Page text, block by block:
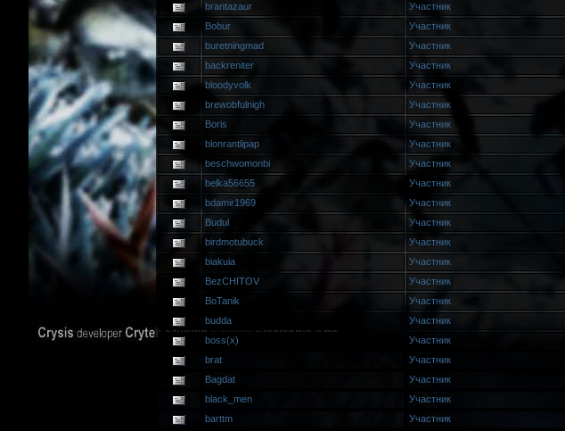
brantazaur
Участник
Bobur
Участник
buretningmad
Участник
backreniter
Участник
bloodyvolk
Участник
brewobfulnigh
Участник
Boris
Участник
blonrantlipap
Участник
beschwomonbi
Участник
belka56655
Участник
bdamir1969
Участник
Budul
Участник
birdmotubuck
Участник
biakuia
Участник
BezCHITOV
Участник
BoTanik
Участник
budda
Участник
boss(x)
Участник
brat
Участник
Bagdat
Участник
black_men
Участник
barttm
Участник